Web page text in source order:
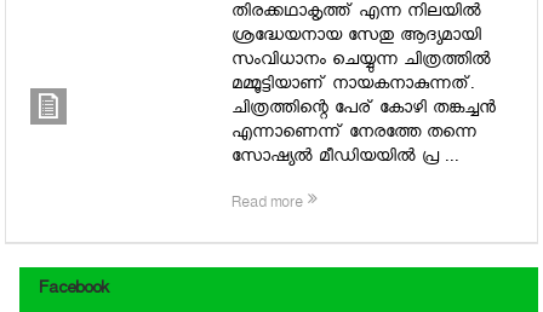
തിരക്കഥാകൃത്ത് എന്ന നിലയില്‍
ശ്രദ്ധേയനായ സേതു ആദ്യമായി
സംവിധാനം ചെയ്യുന്ന ചിത്രത്തില്‍
മമ്മൂട്ടിയാണ് നായകനാകുന്നത്.
ചിത്രത്തിന്റെ പേര് കോഴി തങ്കച്ചന്‍
എന്നാണെന്ന് നേരത്തേ തന്നെ
സോഷ്യല്‍ മീഡിയയില്‍ പ്ര ...
Read more
Facebook